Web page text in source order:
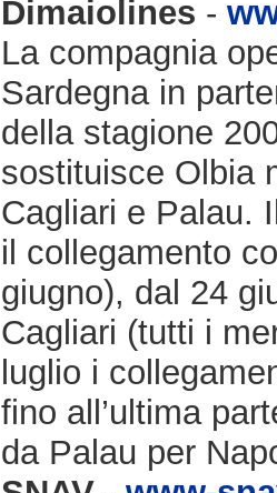
Dimaiolines -
La compagnia
Sardegna in
della stagione
sostituisce Olbia
Cagliari e Palau.
il collegamento
giugno), dal 24
Cagliari (tutti i
luglio i
fino all’ultima
da Palau per